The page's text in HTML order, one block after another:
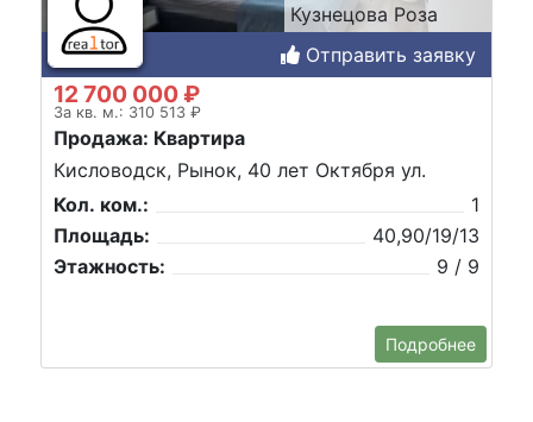
Кузнецова Роза
Отправить заявку
12 700 000 ₽
За кв. м.: 310 513 ₽
Продажа: Квартира
Кисловодск, Рынок, 40 лет Октября ул.
Кол. ком.:
1
Площадь:
40,90/19/13
Этажность:
9 / 9
Подробнее